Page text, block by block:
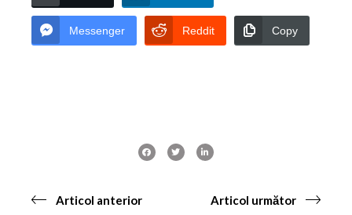
Messenger Reddit Copy
Articol anterior Articol următor